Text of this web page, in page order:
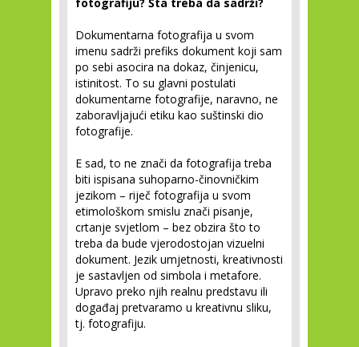
Dokumentarna fotografija u svom
imenu sadrži prefiks dokument koji sam
po sebi asocira na dokaz, činjenicu,
istinitost. To su glavni postulati
dokumentarne fotografije, naravno, ne
zaboravljajući etiku kao suštinski dio
fotografije.
E sad, to ne znači da fotografija treba
biti ispisana suhoparno-činovničkim
jezikom – riječ fotografija u svom
etimološkom smislu znači pisanje,
crtanje svjetlom – bez obzira što to
treba da bude vjerodostojan vizuelni
dokument. Jezik umjetnosti, kreativnosti
je sastavljen od simbola i metafore.
Upravo preko njih realnu predstavu ili
događaj pretvaramo u kreativnu sliku,
tj. fotografiju.